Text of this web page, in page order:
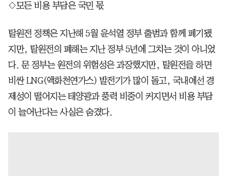
◇모든 비용 부담은 국민 몫
탈원전 정책은 지난해 5월 윤석열 정부 출범과 함께 폐기됐
지만, 탈원전의 폐해는 지난 정부 5년에 그치는 것이 아니었
다. 문 정부는 원전의 위험성은 과장했지만, 탈원전을 하면
비싼 LNG(액화천연가스) 발전기가 많이 돌고, 국내에선 경
제성이 떨어지는 태양광과 풍력 비중이 커지면서 비용 부담
이 늘어난다는 사실은 숨겼다.